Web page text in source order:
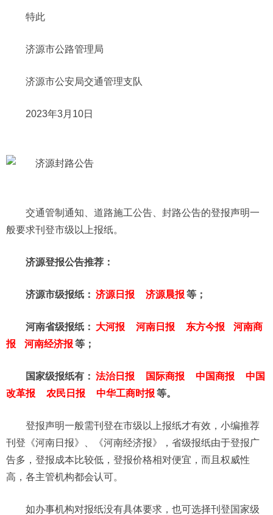
特此
济源市公路管理局
济源市公安局交通管理支队
2023年3月10日
交通管制通知、道路施工公告、封路公告的登报声明一
般要求刊登市级以上报纸。
济源登报公告推荐：
济源市级报纸： 济源日报 济源晨报 等；
河南省级报纸： 大河报 河南日报 东方今报
河南商
报
河南经济报 等；
国家级报纸有： 法治日报 国际商报 中国商报
中国
改革报
农民日报 中华工商时报 等。
登报声明一般需刊登在市级以上报纸才有效，小编推荐
刊登《河南日报》、《河南经济报》，省级报纸由于登报广
告多，登报成本比较低，登报价格相对便宜，而且权威性
高，各主管机构都会认可。
如办事机构对报纸没有具体要求，也可选择刊登国家级